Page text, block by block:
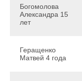
Богомолова
Александра 15
лет
Геращенко
Матвей 4 года